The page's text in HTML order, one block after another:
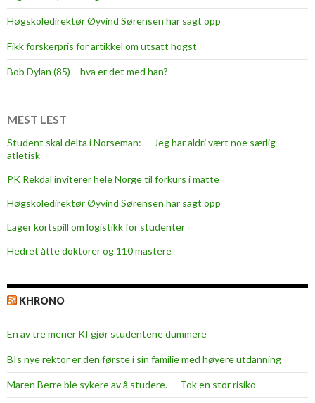
r
Høgskoledirektør Øyvind Sørensen har sagt opp
Fikk forskerpris for artikkel om utsatt hogst
Bob Dylan (85) – hva er det med han?
MEST LEST
Student skal delta i Norseman: — Jeg har aldri vært noe særlig
atletisk
PK Rekdal inviterer hele Norge til forkurs i matte
Høgskoledirektør Øyvind Sørensen har sagt opp
Lager kortspill om logistikk for studenter
Hedret åtte doktorer og 110 mastere
KHRONO
En av tre mener KI gjør studentene dummere
BIs nye rektor er den første i sin familie med høyere utdanning
Maren Berre ble sykere av å studere. — Tok en stor risiko